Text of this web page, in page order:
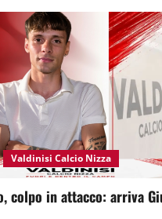
Valdinisi Calcio Nizza
colpo in attacco: arriva